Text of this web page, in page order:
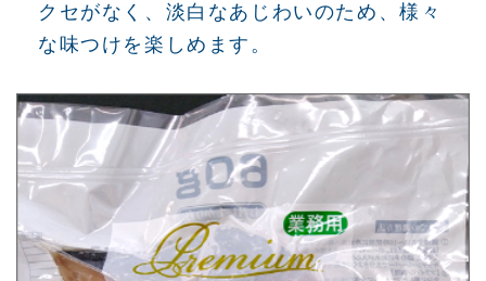
クセがなく、淡白なあじわいのため、様々
な味つけを楽しめます。